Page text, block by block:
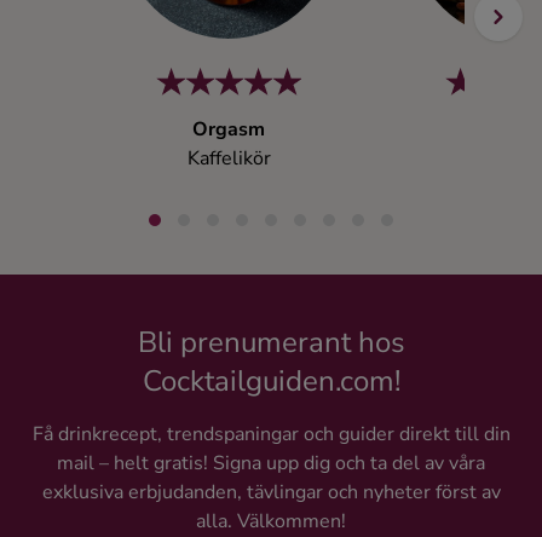
Orgasm
Kaffelikör
Bli prenumerant hos
Cocktailguiden.com!
Få drinkrecept, trendspaningar och guider direkt till din
mail – helt gratis! Signa upp dig och ta del av våra
exklusiva erbjudanden, tävlingar och nyheter först av
alla. Välkommen!